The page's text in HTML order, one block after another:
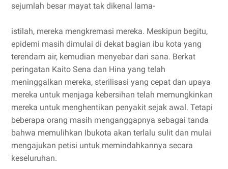
sejumlah besar mayat tak dikenal lama-
istilah, mereka mengkremasi mereka. Meskipun begitu,
epidemi masih dimulai di dekat bagian ibu kota yang
terendam air, kemudian menyebar dari sana. Berkat
peringatan Kaito Sena dan Hina yang telah
meninggalkan mereka, sterilisasi yang cepat dan upaya
mereka untuk menjaga kebersihan telah memungkinkan
mereka untuk menghentikan penyakit sejak awal. Tetapi
beberapa orang masih menganggapnya sebagai tanda
bahwa memulihkan Ibukota akan terlalu sulit dan mulai
mengajukan petisi untuk memindahkannya secara
keseluruhan.